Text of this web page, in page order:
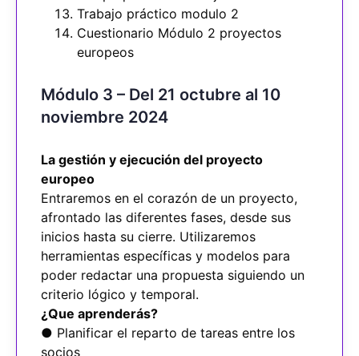
Trabajo práctico modulo 2
Cuestionario Módulo 2 proyectos
europeos
Módulo 3 – Del 21 octubre al 10
noviembre 2024
La gestión y ejecución del proyecto
europeo
Entraremos en el corazón de un proyecto,
afrontado las diferentes fases, desde sus
inicios hasta su cierre. Utilizaremos
herramientas específicas y modelos para
poder redactar una propuesta siguiendo un
criterio lógico y temporal.
¿Que aprenderás?
● Planificar el reparto de tareas entre los
socios